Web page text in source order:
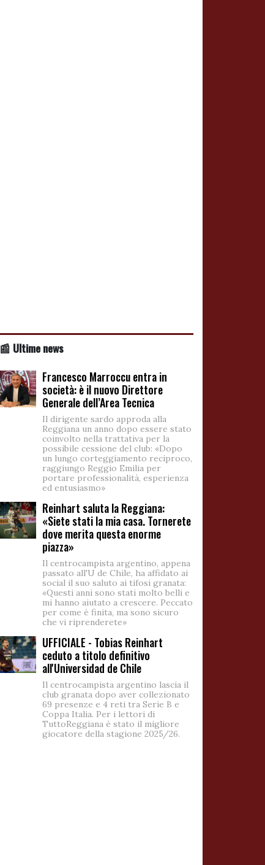
📰 Ultime news
Francesco Marroccu entra in
società: è il nuovo Direttore
Generale dell’Area Tecnica
Il dirigente sardo approda alla
Reggiana un anno dopo essere stato
coinvolto nella trattativa per la
possibile cessione del club: «Dopo
un lungo corteggiamento reciproco,
raggiungo Reggio Emilia per
portare professionalità, esperienza
ed entusiasmo»
Reinhart saluta la Reggiana:
«Siete stati la mia casa. Tornerete
dove merita questa enorme
piazza»
Il centrocampista argentino, appena
passato all'U de Chile, ha affidato ai
social il suo saluto ai tifosi granata:
«Questi anni sono stati molto belli e
mi hanno aiutato a crescere. Peccato
per come è finita, ma sono sicuro
che vi riprenderete»
UFFICIALE - Tobias Reinhart
ceduto a titolo definitivo
all'Universidad de Chile
Il centrocampista argentino lascia il
club granata dopo aver collezionato
69 presenze e 4 reti tra Serie B e
Coppa Italia. Per i lettori di
TuttoReggiana è stato il migliore
giocatore della stagione 2025/26.